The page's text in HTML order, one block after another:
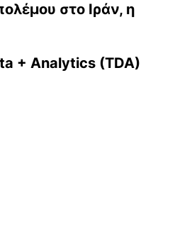
στο Ιράν, η
+ Analytics (TDA)